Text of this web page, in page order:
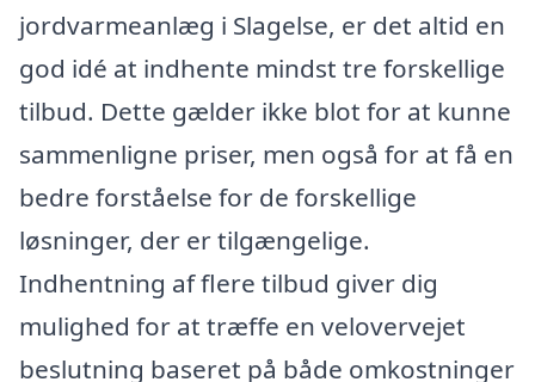
jordvarmeanlæg i Slagelse, er det altid en
god idé at indhente mindst tre forskellige
tilbud. Dette gælder ikke blot for at kunne
sammenligne priser, men også for at få en
bedre forståelse for de forskellige
løsninger, der er tilgængelige.
Indhentning af flere tilbud giver dig
mulighed for at træffe en velovervejet
beslutning baseret på både omkostninger